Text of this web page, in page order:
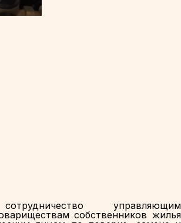
управляющим
собственников жилья